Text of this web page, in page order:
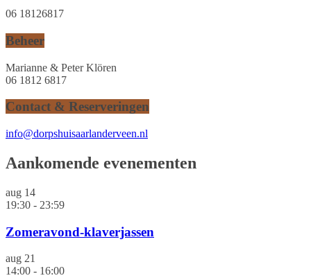
06 18126817
Beheer
Marianne & Peter Klören
06 1812 6817
Contact & Reserveringen
info@dorpshuisaarlanderveen.nl
Aankomende evenementen
aug 14
19:30 - 23:59
Zomeravond-klaverjassen
aug 21
14:00 - 16:00